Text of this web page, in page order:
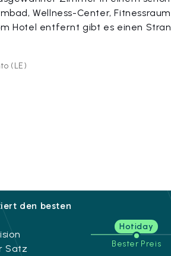
Wellness-Center,
Hotel entfernt gibt es einen
(LE)
den besten
Satz
Hotiday
Bester Preis